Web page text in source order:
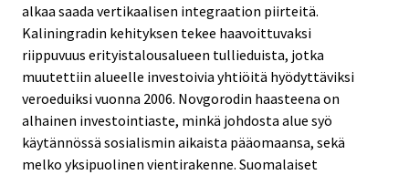
alkaa saada vertikaalisen integraation piirteitä.
Kaliningradin kehityksen tekee haavoittuvaksi
riippuvuus erityistalousalueen tullieduista, jotka
muutettiin alueelle investoivia yhtiöitä hyödyttäviksi
veroeduiksi vuonna 2006. Novgorodin haasteena on
alhainen investointiaste, minkä johdosta alue syö
käytännössä sosialismin aikaista pääomaansa, sekä
melko yksipuolinen vientirakenne. Suomalaiset